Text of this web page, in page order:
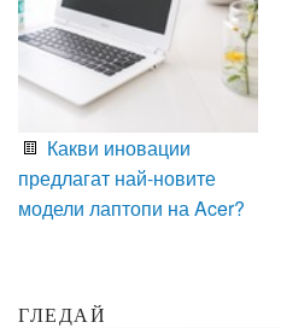
Какви иновации
предлагат най-новите
модели лаптопи на Acer?
ГЛЕДАЙ